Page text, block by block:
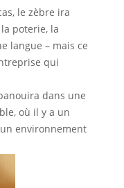
le zèbre ira
poterie, la
langue – mais ce
qui
dans une
où il y a un
environnement